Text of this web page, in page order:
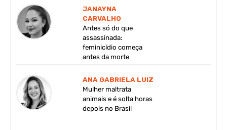
JANAYNA
CARVALHO
Antes só do que
assassinada:
feminicídio começa
antes da morte
ANA GABRIELA LUIZ
Mulher maltrata
animais e é solta horas
depois no Brasil